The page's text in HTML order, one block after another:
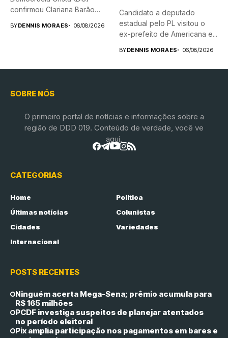
confirmou Clariana Barão
BYDENNIS MORAES 06/08/2026
Candidato a deputado
estadual pelo PL visitou o
ex-prefeito de Americana e...
BYDENNIS MORAES 06/08/2026
SOBRE NÓS
O primeiro portal de notícias e informações sobre a
região de DDD 019. Conteúdo de verdade, você ve
aqui.
CATEGORIAS
Home
Política
Últimas notícias
Colunistas
Cidades
Variedades
Internacional
POSTS RECENTES
Ninguém acerta Mega-Sena; prêmio acumula para
R$ 165 milhões
PCDF investiga suspeitos de planejar atentados
no período eleitoral
Pix amplia participação nos pagamentos em bares e